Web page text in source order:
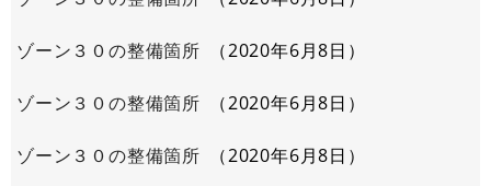
ゾーン３０の整備箇所 2020年6月8日
ゾーン３０の整備箇所 2020年6月8日
ゾーン３０の整備箇所 2020年6月8日